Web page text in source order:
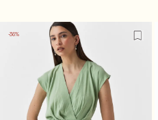
-36%